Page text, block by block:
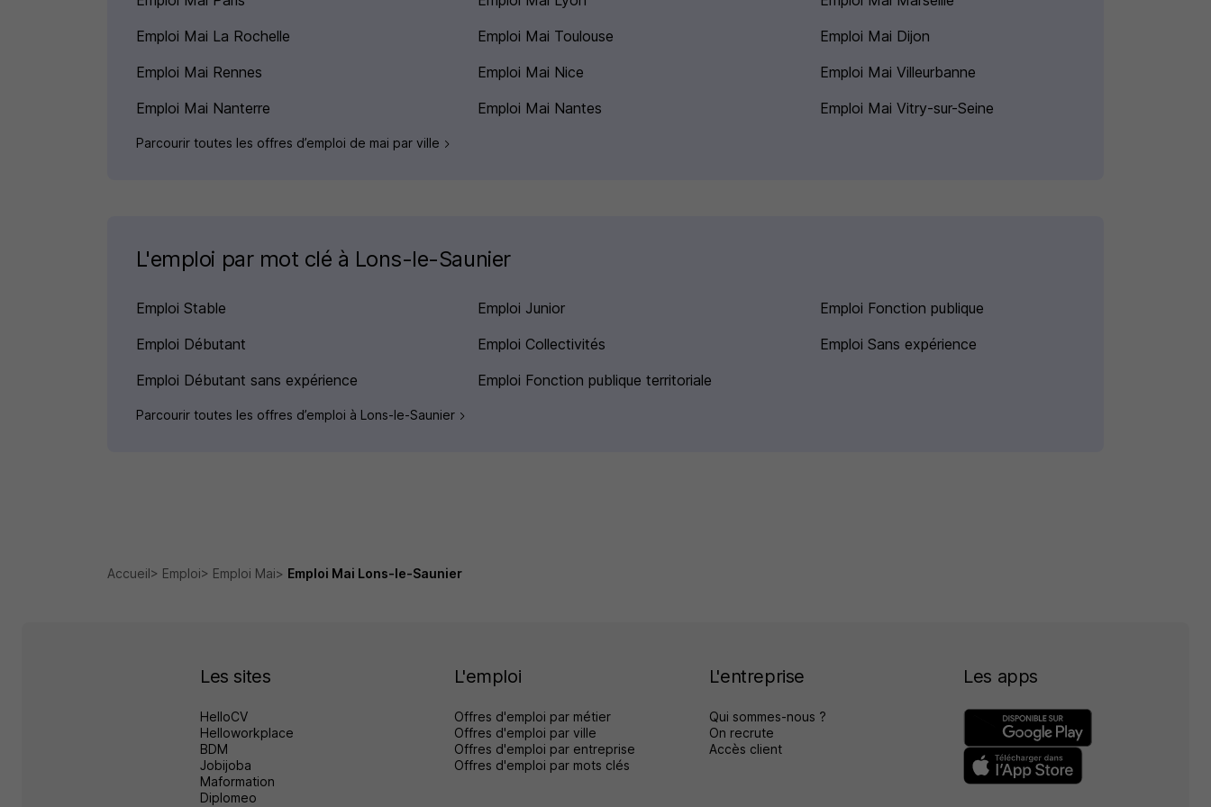
Emploi Mai La Rochelle
Emploi Mai Toulouse
Emploi Mai Dijon
Emploi Mai Rennes
Emploi Mai Nice
Emploi Mai Villeurbanne
Emploi Mai Nanterre
Emploi Mai Nantes Emploi Mai Vitry-sur-Seine
Parcourir toutes les offres d’emploi de mai par ville
L'emploi par mot clé à Lons-le-Saunier
Emploi Stable Emploi Junior
Emploi Fonction publique
Emploi Débutant
Emploi Collectivités
Emploi Sans expérience
Emploi Débutant sans expérience
Emploi Fonction publique territoriale
Parcourir toutes les offres d’emploi à Lons-le-Saunier
Accueil Emploi Emploi Mai Emploi Mai Lons-le-Saunier
Les sites
HelloCV
Helloworkplace
BDM
Jobijoba
Maformation
Diplomeo
L'emploi
Offres d'emploi par métier
Offres d'emploi par ville
Offres d'emploi par entreprise
Offres d'emploi par mots clés
L'entreprise
Qui sommes-nous ?
On recrute
Accès client
Les apps